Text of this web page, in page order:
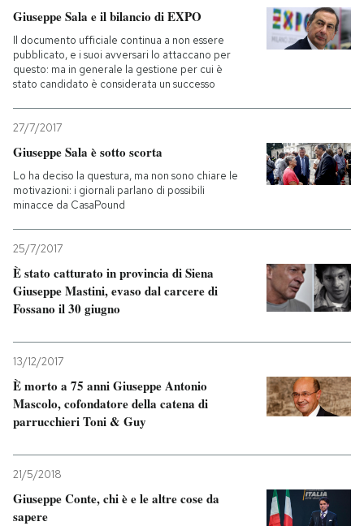
Giuseppe Sala e il bilancio di EXPO
Il documento ufficiale continua a non essere
pubblicato, e i suoi avversari lo attaccano per
questo: ma in generale la gestione per cui è
stato candidato è considerata un successo
27/7/2017
Giuseppe Sala è sotto scorta
Lo ha deciso la questura, ma non sono chiare le
motivazioni: i giornali parlano di possibili
minacce da CasaPound
25/7/2017
È stato catturato in provincia di Siena
Giuseppe Mastini, evaso dal carcere di
Fossano il 30 giugno
13/12/2017
È morto a 75 anni Giuseppe Antonio
Mascolo, cofondatore della catena di
parrucchieri Toni & Guy
21/5/2018
Giuseppe Conte, chi è e le altre cose da
sapere